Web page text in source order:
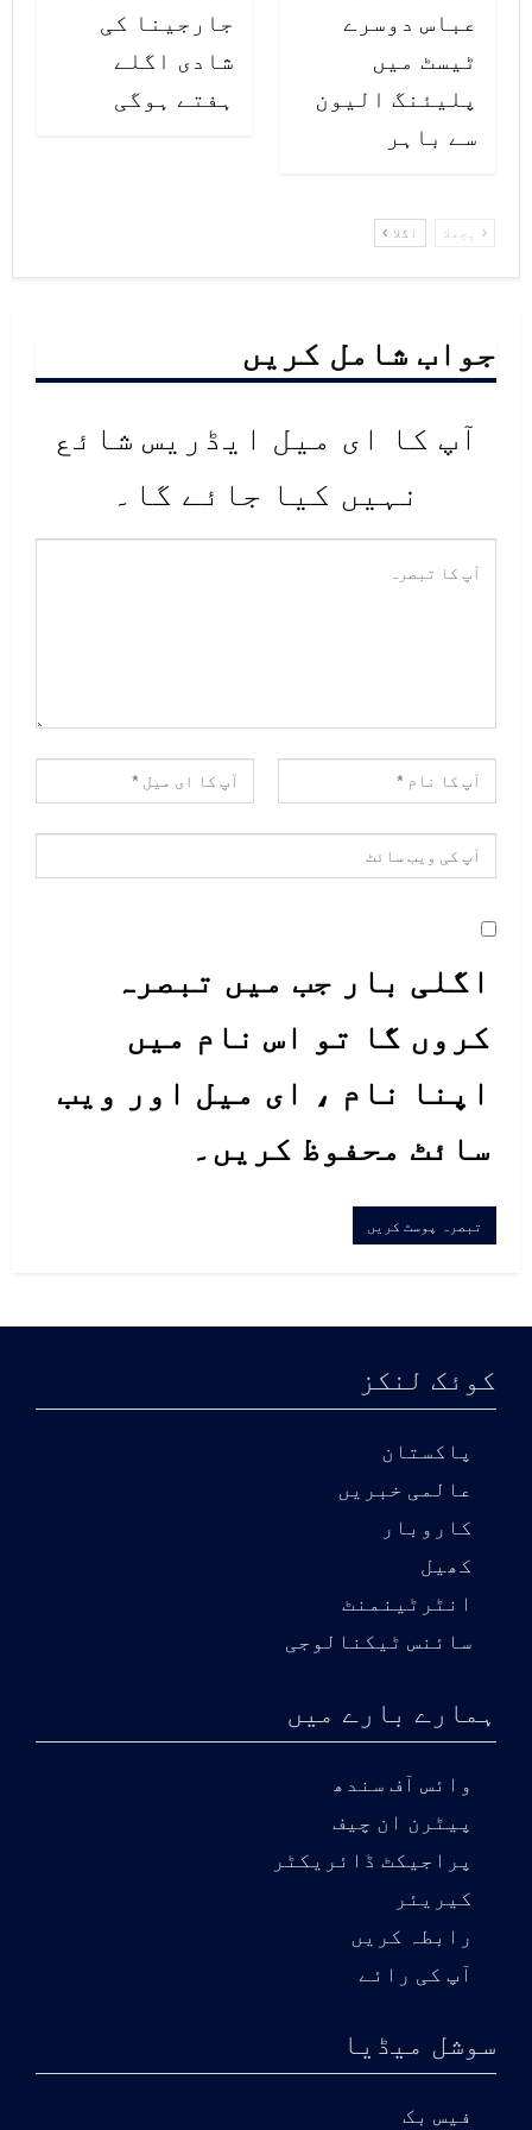
عباس دوسرے
ٹیسٹ میں
پلیئنگ الیون
سے باہر
جارجینا کی
شادی اگلے
ہفتے ہوگی
پچھلا اگلا
جواب شامل کریں
آپ کا ای میل ایڈریس شائع
نہیں کیا جائے گا۔
اگلی بار جب میں تبصرہ
کروں گا تو اس نام میں
اپنا نام ، ای میل اور ویب
سائٹ محفوظ کریں۔
کوئک لنکز
پاکستان
عالمی خبریں
کاروبار
کھیل
انٹرٹینمنٹ
سائنس ٹیکنالوجی
ہمارے بارے میں
وائس آف سندھ
پیٹرن ان چیف
پراجیکٹ ڈائریکٹر
کیریئر
رابطہ کریں
آپ کی رائے
سوشل میڈیا
فیس بک